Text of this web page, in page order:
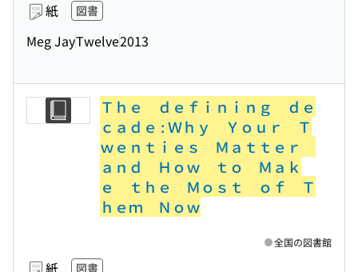
紙 図書
Meg JayTwelve2013
Ｔｈｅ ｄｅｆｉｎｉｎｇ ｄｅ
ｃａｄｅ : Ｗｈｙ Ｙｏｕｒ Ｔ
ｗｅｎｔｉｅｓ Ｍａｔｔｅｒ
ａｎｄ Ｈｏｗ ｔｏ Ｍａｋ
ｅ ｔｈｅ Ｍｏｓｔ ｏｆ Ｔ
ｈｅｍ Ｎｏｗ
紙 図書
全国の図書館